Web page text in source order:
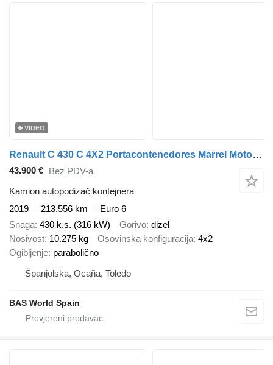
VIDEO
Renault C 430 C 4X2 Portacontenedores Marrel Motor 11Ltrs Cubo Reductor
43.900 €
Bez PDV-a
Kamion autopodizač kontejnera
2019
213.556 km
Euro 6
Snaga 430 k.s. (316 kW) Gorivo dizel
Nosivost 10.275 kg Osovinska konfiguracija 4x2
Ogibljenje parabolično
Španjolska, Ocaña, Toledo
BAS World Spain